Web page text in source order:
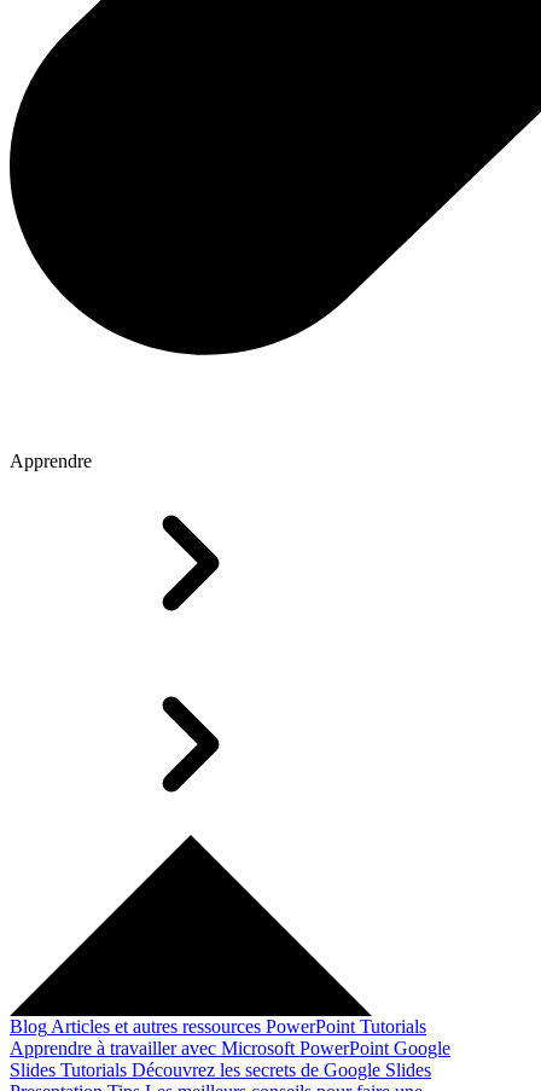
Apprendre
Blog Articles et autres ressources PowerPoint Tutorials
Apprendre à travailler avec Microsoft PowerPoint Google
Slides Tutorials Découvrez les secrets de Google Slides